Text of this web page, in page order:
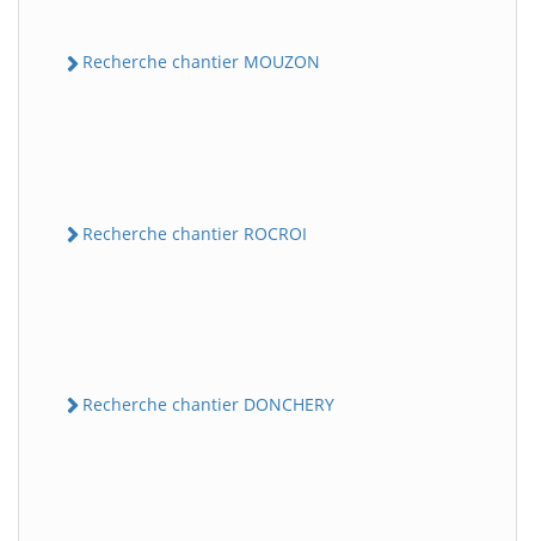
Recherche chantier MOUZON
Recherche chantier ROCROI
Recherche chantier DONCHERY